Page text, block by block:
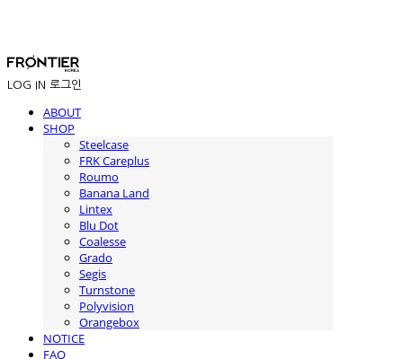
LOG IN 로그인
ABOUT
SHOP
Steelcase
FRK Careplus
Roumo
Banana Land
Lintex
Blu Dot
Coalesse
Grado
Segis
Turnstone
Polyvision
Orangebox
NOTICE
FAQ